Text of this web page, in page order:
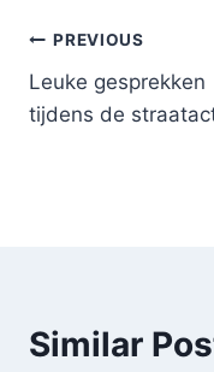
Post
navigation
PREVIOUS
Leuke gesprekken
tijdens de
Similar